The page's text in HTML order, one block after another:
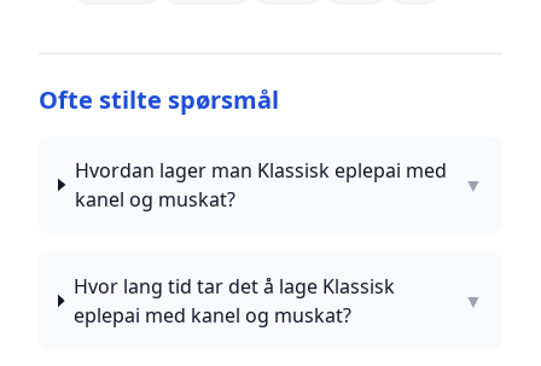
Ofte stilte spørsmål
Hvordan lager man Klassisk eplepai med
kanel og muskat?
▼
Hvor lang tid tar det å lage Klassisk
eplepai med kanel og muskat?
▼